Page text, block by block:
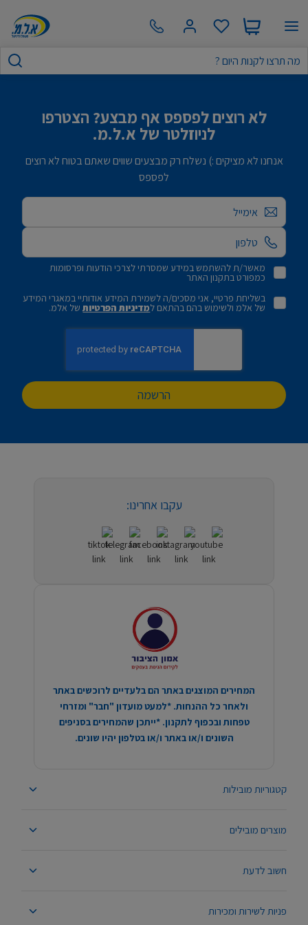
לא רוצים לפספס אף מבצע? הצטרפו
לניוזלטר של א.ל.מ.
אנחנו לא מציקים :) נשלח רק מבצעים שווים שאתם בטוח לא רוצים
לפספס
אימייל
מאשר/ת להשתמש במידע שמסרתי לצרכי הודעות ופרסומות
כמפורט בתקנון האתר
בשליחת פרטיי, אני מסכים/ה לשמירת המידע אודותיי במאגרי המידע
של אלמ ולשימוש בהם בהתאם למדיניות הפרטיותשל אלמ.
הרשמה
קטגוריות מובילות
מוצרים מובילים
חשוב לדעת
פניות לשירות ומכירות
עקבו אחרינו:
המחירים המוצגים באתר הם בלעדיים לרוכשים באתר
ולאחר כל ההנחות. *למעט מועדון "חבר" ומזרחי
טפחות ובכפוף לתקנון. *ייתכן שהמחירים בסניפים
השונים ו/או באתר ו/או בטלפון יהיו שונים.